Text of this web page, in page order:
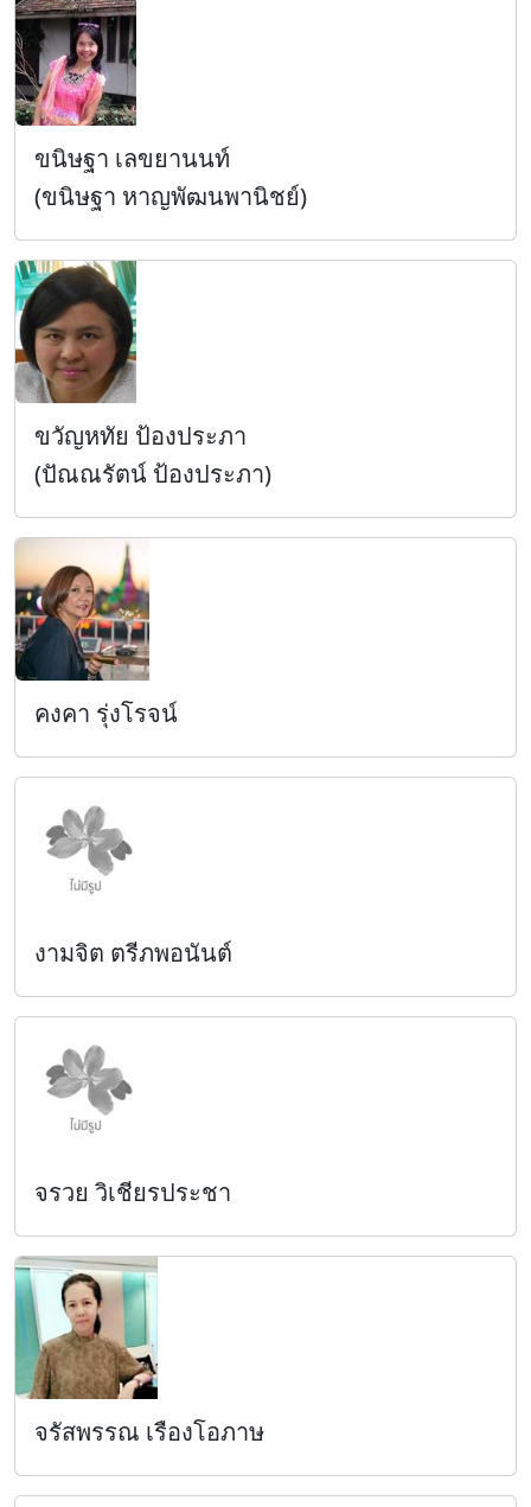
ขนิษฐา เลขยานนท์
(ขนิษฐา หาญพัฒนพานิชย์)
ขวัญหทัย ป้องประภา
(ปัณณรัตน์ ป้องประภา)
คงคา รุ่งโรจน์
งามจิต ตรีภพอนันต์
จรวย วิเชียรประชา
จรัสพรรณ เรืองโอภาษ